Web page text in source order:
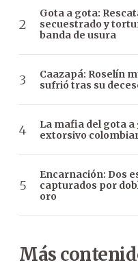
Gota a gota:
secuestrado y
banda de usura
Caazapá: Roselín
sufrió tras su
La mafia del gota
extorsivo
Encarnación: Dos
capturados por
oro
Más